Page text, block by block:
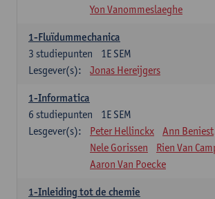
Yon Vanommeslaeghe
1-Fluïdummechanica
1E SEM
3 studiepunten
Lesgever(s):
Jonas Hereijgers
1-Informatica
1E SEM
6 studiepunten
Lesgever(s):
Peter Hellinckx
Ann Beniest
Nele Gorissen
Rien Van
Aaron Van Poecke
1-Inleiding tot de chemie